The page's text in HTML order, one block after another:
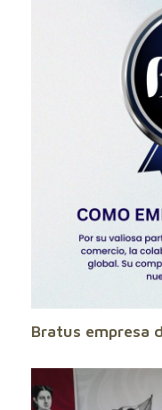
Bratus empresa